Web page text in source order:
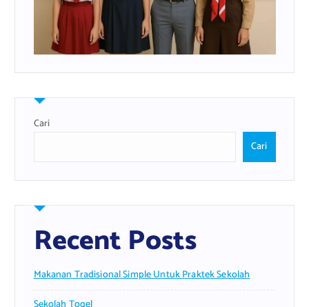
Cari
Cari
Recent Posts
Makanan Tradisional Simple Untuk Praktek Sekolah